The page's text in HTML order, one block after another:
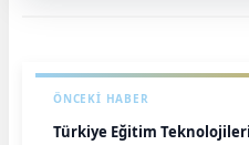
ÖNCEKI HABER
Türkiye Eğitim